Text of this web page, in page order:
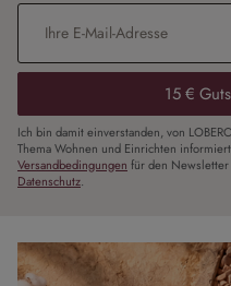
E-Mail-Adresse
15 €
Ich bin damit einverstanden, von
Thema Wohnen und Einrichten
Versandbedingungen für den
Datenschutz.